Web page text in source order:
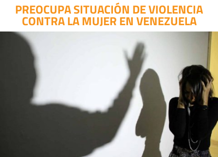
PREOCUPA SITUACIÓN DE VIOLENCIA
CONTRA LA MUJER EN VENEZUELA